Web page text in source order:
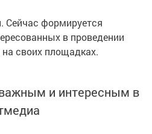
Сейчас формируется
в проведении
на своих площадках.
и интересным в